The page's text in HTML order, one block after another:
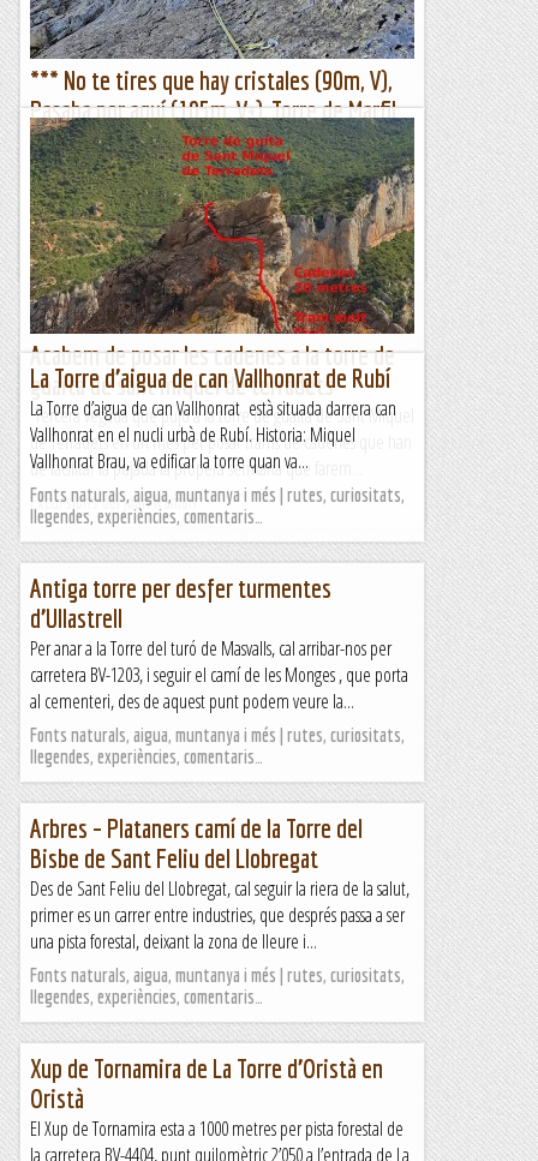
*** No te tires que hay cristales (90m, V),
Pasaba por aquí (105m, V+), Torre de Marfil
(Ampriu), Benasc
Diumenge, 11 de setembre de 2022La Torre de Marfil,
records d'estius a casa l'àvia que no tenen res a veure amb
l'ullal de gneis que s'alça al meu davant. La Història...
Benvinguts al Paradís
Acabem de posar les cadenes a la torre de
guaita de sant miquel de terradets
Tercera vegada que pujo a la torre de guaita de Sant Miquel
de Terradets en un mes per posar trams de cadenes que han
de facilitar la pujada la propera setmana que farem...
Excursions del Joan Ramon
La Torre d’aigua de can Vallhonrat de Rubí
La Torre d’aigua de can Vallhonrat està situada darrera can
Vallhonrat en el nucli urbà de Rubí. Historia: Miquel
Vallhonrat Brau, va edificar la torre quan va...
Fonts naturals, aigua, muntanya i més | rutes, curiositats,
llegendes, experiències, comentaris…
Antiga torre per desfer turmentes
d’Ullastrell
Per anar a la Torre del turó de Masvalls, cal arribar-nos per
carretera BV-1203, i seguir el camí de les Monges , que porta
al cementeri, des de aquest punt podem veure la...
Fonts naturals, aigua, muntanya i més | rutes, curiositats,
llegendes, experiències, comentaris…
Arbres – Plataners camí de la Torre del
Bisbe de Sant Feliu del Llobregat
Des de Sant Feliu del Llobregat, cal seguir la riera de la salut,
primer es un carrer entre industries, que després passa a ser
una pista forestal, deixant la zona de lleure i...
Fonts naturals, aigua, muntanya i més | rutes, curiositats,
llegendes, experiències, comentaris…
Xup de Tornamira de La Torre d’Oristà en
Oristà
El Xup de Tornamira esta a 1000 metres per pista forestal de
la carretera BV-4404, punt quilomètric 2’050 a l’entrada de La